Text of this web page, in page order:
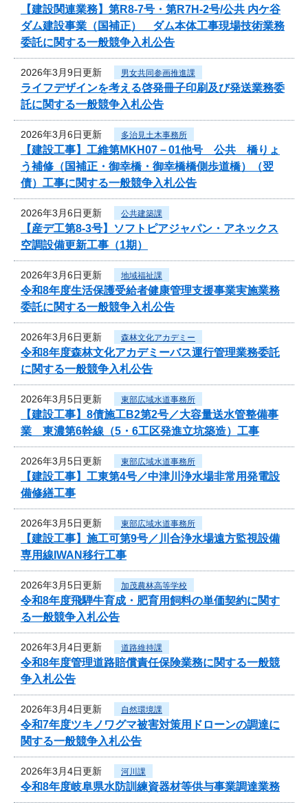
【建設関連業務】第R8-7号・第R7H-2号/公共 内ケ谷
ダム建設事業（国補正） ダム本体工事現場技術業務
委託に関する一般競争入札公告
2026年3月9日更新 男女共同参画推進課
ライフデザインを考える啓発冊子印刷及び発送業務委
託に関する一般競争入札公告
2026年3月6日更新 多治見土木事務所
【建設工事】工維第MKH07－01他号 公共 橋りょ
う補修（国補正・御幸橋・御幸橋橋側歩道橋）（翌
債）工事に関する一般競争入札公告
2026年3月6日更新 公共建築課
【産デ工第8-3号】ソフトピアジャパン・アネックス
空調設備更新工事（1期）
2026年3月6日更新 地域福祉課
令和8年度生活保護受給者健康管理支援事業実施業務
委託に関する一般競争入札公告
2026年3月6日更新 森林文化アカデミー
令和8年度森林文化アカデミーバス運行管理業務委託
に関する一般競争入札公告
2026年3月5日更新 東部広域水道事務所
【建設工事】8債施工B2第2号／大容量送水管整備事
業 東濃第6幹線（5・6工区発進立坑築造）工事
2026年3月5日更新 東部広域水道事務所
【建設工事】工東第4号／中津川浄水場非常用発電設
備修繕工事
2026年3月5日更新 東部広域水道事務所
【建設工事】施工可第9号／川合浄水場遠方監視設備
専用線IWAN移行工事
2026年3月5日更新 加茂農林高等学校
令和8年度飛騨牛育成・肥育用飼料の単価契約に関す
る一般競争入札公告
2026年3月4日更新 道路維持課
令和8年度管理道路賠償責任保険業務に関する一般競
争入札公告
2026年3月4日更新 自然環境課
令和7年度ツキノワグマ被害対策用ドローンの調達に
関する一般競争入札公告
2026年3月4日更新 河川課
令和8年度岐阜県水防訓練資器材等供与事業調達業務